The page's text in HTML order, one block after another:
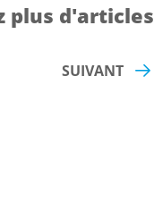
plus d'articles
SUIVANT